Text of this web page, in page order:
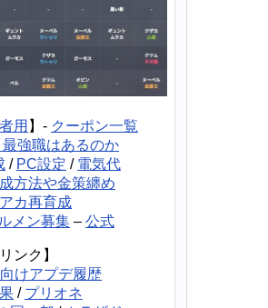
用 】- クーポン一覧
強職はあるのか
/ PC設定 / 電気代
方法や金策纏め
カ再育成
メン募集 – 公式
ンク】
けアプデ履歴
/ プリオネ